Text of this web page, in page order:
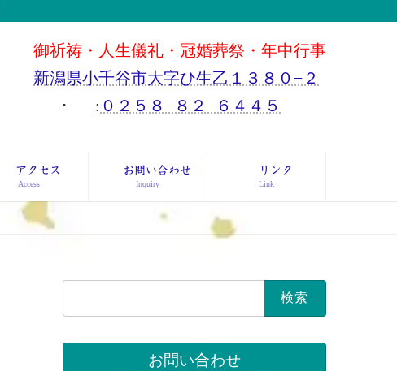
御祈祷・人生儀礼・冠婚葬祭・年中行事
新潟県小千谷市大字ひ生乙１３８０−２
･
: ０２５８−８２−６４４５
アクセス
Access
お問い合わせ
Inquiry
リンク
Link
索:
お問い合わせ